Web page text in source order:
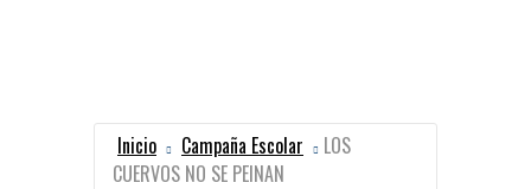
Inicio Campaña Escolar
LOS
CUERVOS NO SE PEINAN